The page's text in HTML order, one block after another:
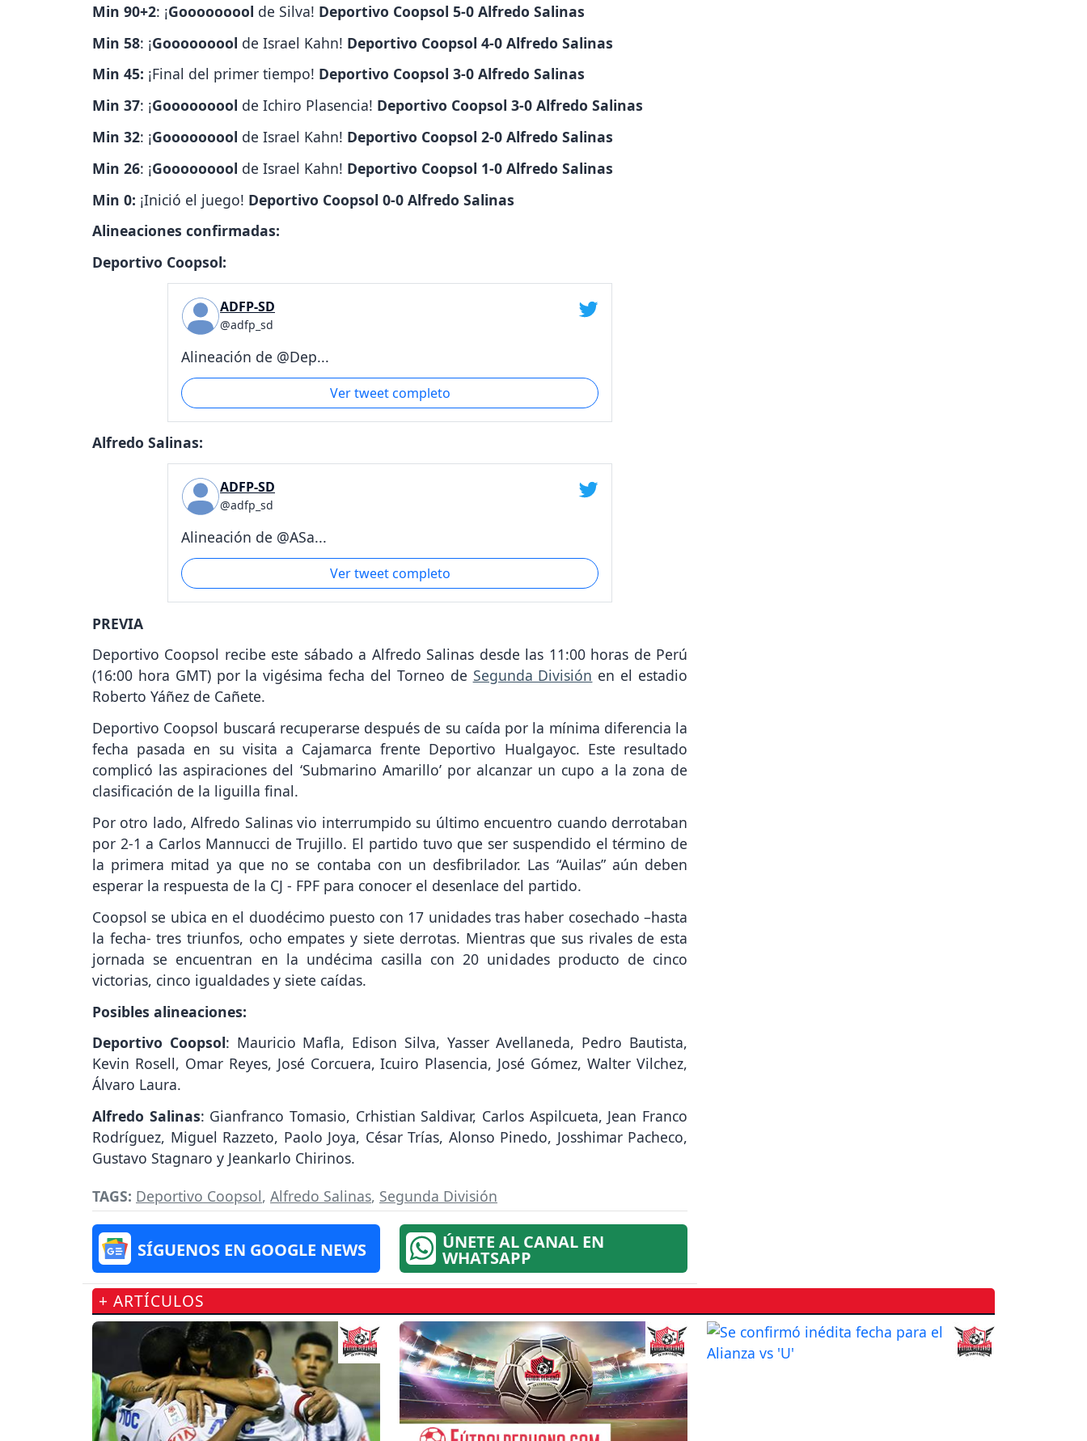
Min 90+2: ¡Gooooooool de Silva! Deportivo Coopsol 5-0 Alfredo Salinas
Min 58: ¡Gooooooool de Israel Kahn! Deportivo Coopsol 4-0 Alfredo Salinas
Min 45: ¡Final del primer tiempo! Deportivo Coopsol 3-0 Alfredo Salinas
Min 37: ¡Gooooooool de Ichiro Plasencia! Deportivo Coopsol 3-0 Alfredo Salinas
Min 32: ¡Gooooooool de Israel Kahn! Deportivo Coopsol 2-0 Alfredo Salinas
Min 26: ¡Gooooooool de Israel Kahn! Deportivo Coopsol 1-0 Alfredo Salinas
Min 0: ¡Inició el juego! Deportivo Coopsol 0-0 Alfredo Salinas
Alineaciones confirmadas:
Deportivo Coopsol:
ADFP-SD
@adfp_sd
Alineación de @Dep...
Ver tweet completo
Alfredo Salinas:
ADFP-SD
@adfp_sd
Alineación de @ASa...
Ver tweet completo
PREVIA
Deportivo Coopsol recibe este sábado a Alfredo Salinas desde las 11:00 horas de Perú
(16:00 hora GMT) por la vigésima fecha del Torneo de Segunda División en el estadio
Roberto Yáñez de Cañete.
Deportivo Coopsol buscará recuperarse después de su caída por la mínima diferencia la
fecha pasada en su visita a Cajamarca frente Deportivo Hualgayoc. Este resultado
complicó las aspiraciones del ‘Submarino Amarillo’ por alcanzar un cupo a la zona de
clasificación de la liguilla final.
Por otro lado, Alfredo Salinas vio interrumpido su último encuentro cuando derrotaban
por 2-1 a Carlos Mannucci de Trujillo. El partido tuvo que ser suspendido el término de
la primera mitad ya que no se contaba con un desfibrilador. Las “Auilas” aún deben
esperar la respuesta de la CJ - FPF para conocer el desenlace del partido.
Coopsol se ubica en el duodécimo puesto con 17 unidades tras haber cosechado –hasta
la fecha- tres triunfos, ocho empates y siete derrotas. Mientras que sus rivales de esta
jornada se encuentran en la undécima casilla con 20 unidades producto de cinco
victorias, cinco igualdades y siete caídas.
Posibles alineaciones:
Deportivo Coopsol: Mauricio Mafla, Edison Silva, Yasser Avellaneda, Pedro Bautista,
Kevin Rosell, Omar Reyes, José Corcuera, Icuiro Plasencia, José Gómez, Walter Vilchez,
Álvaro Laura.
Alfredo Salinas: Gianfranco Tomasio, Crhistian Saldivar, Carlos Aspilcueta, Jean Franco
Rodríguez, Miguel Razzeto, Paolo Joya, César Trías, Alonso Pinedo, Josshimar Pacheco,
Gustavo Stagnaro y Jeankarlo Chirinos.
TAGS: Deportivo Coopsol, Alfredo Salinas, Segunda División
SÍGUENOS EN GOOGLE NEWS ÚNETE AL CANAL EN
WHATSAPP
+ ARTÍCULOS